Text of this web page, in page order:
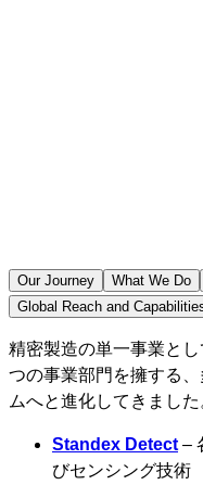
Our Journey What We Do
Global Reach and
精密製造の単一事業と
つの事業部門を擁する
ムへと進化してきました
Standex Detect –
びセンシング技術